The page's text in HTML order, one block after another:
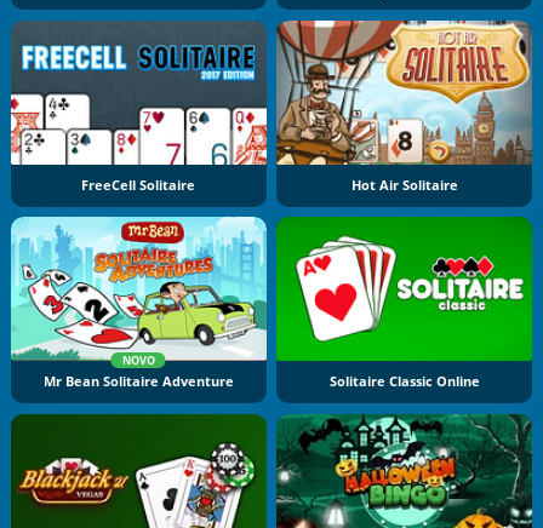
FreeCell Solitaire Hot Air Solitaire
NOVO
Mr Bean Solitaire Adventure Solitaire Classic Online